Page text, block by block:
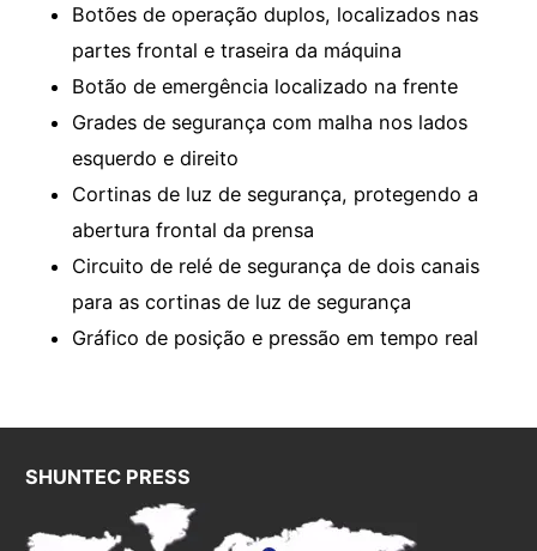
Botões de operação duplos, localizados nas
partes frontal e traseira da máquina
Botão de emergência localizado na frente
Grades de segurança com malha nos lados
esquerdo e direito
Cortinas de luz de segurança, protegendo a
abertura frontal da prensa
Circuito de relé de segurança de dois canais
para as cortinas de luz de segurança
Gráfico de posição e pressão em tempo real
SHUNTEC PRESS